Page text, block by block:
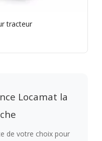
tracteur
Locamat la
de votre choix pour